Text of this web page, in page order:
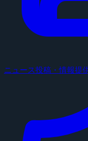
ニュース投稿・情報提